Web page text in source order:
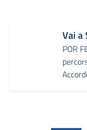
Vai a
POR